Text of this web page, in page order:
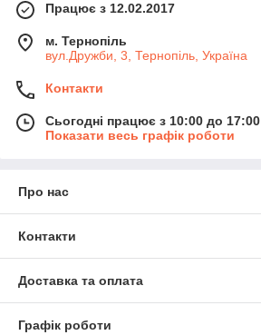
Працює з 12.02.2017
м. Тернопіль
вул.Дружби, 3, Тернопіль, Україна
Контакти
Сьогодні працює з 10:00 до 17:00
Показати весь графік роботи
Про нас
Контакти
Доставка та оплата
Графік роботи